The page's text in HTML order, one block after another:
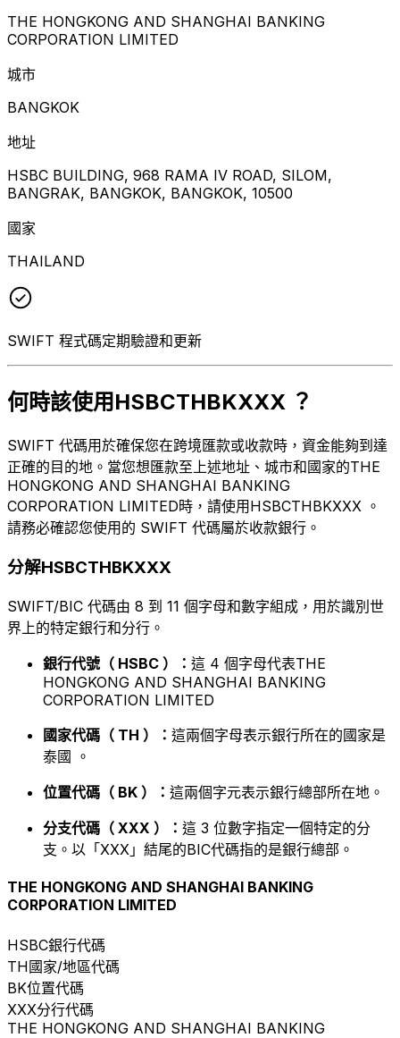
THE HONGKONG AND SHANGHAI BANKING
CORPORATION LIMITED
城市
BANGKOK
地址
HSBC BUILDING, 968 RAMA IV ROAD, SILOM,
BANGRAK, BANGKOK, BANGKOK, 10500
國家
THAILAND
SWIFT 程式碼定期驗證和更新
何時該使用HSBCTHBKXXX ？
SWIFT 代碼用於確保您在跨境匯款或收款時，資金能夠到達
正確的目的地。當您想匯款至上述地址、城市和國家的THE
HONGKONG AND SHANGHAI BANKING
CORPORATION LIMITED時，請使用HSBCTHBKXXX 。
請務必確認您使用的 SWIFT 代碼屬於收款銀行。
分解HSBCTHBKXXX
SWIFT/BIC 代碼由 8 到 11 個字母和數字組成，用於識別世
界上的特定銀行和分行。
銀行代號（ HSBC ）： 這 4 個字母代表THE
HONGKONG AND SHANGHAI BANKING
CORPORATION LIMITED
國家代碼（ TH ）： 這兩個字母表示銀行所在的國家是
泰國 。
位置代碼（ BK ）： 這兩個字元表示銀行總部所在地。
分支代碼（ XXX ）： 這 3 位數字指定一個特定的分
支。以「XXX」結尾的BIC代碼指的是銀行總部。
THE HONGKONG AND SHANGHAI BANKING
CORPORATION LIMITED
HSBC銀行代碼
TH國家/地區代碼
BK位置代碼
XXX分行代碼
THE HONGKONG AND SHANGHAI BANKING